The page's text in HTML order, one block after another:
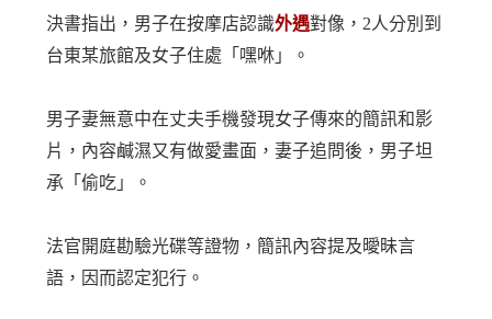
決書指出，男子在按摩店認識外遇對像，2人分別到
台東某旅館及女子住處「嘿咻」。
男子妻無意中在丈夫手機發現女子傳來的簡訊和影
片，內容鹹濕又有做愛畫面，妻子追問後，男子坦
承「偷吃」。
法官開庭勘驗光碟等證物，簡訊內容提及曖昧言
語，因而認定犯行。